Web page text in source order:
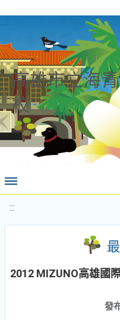
高雄市立海
校
:::
2012 MIZUNO高雄國
發